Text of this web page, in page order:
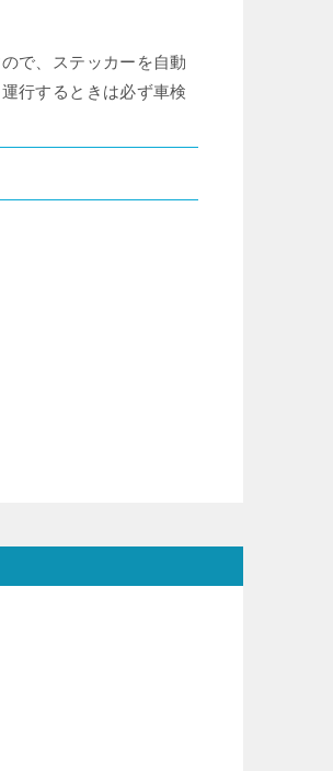
で、ステッカーを自動
行するときは必ず車検